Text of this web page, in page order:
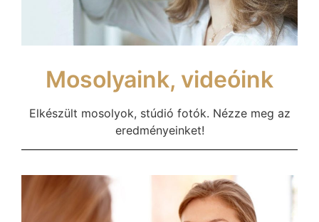
Mosolyaink, videóink
Elkészült mosolyok, stúdió fotók. Nézze meg az
eredményeinket!